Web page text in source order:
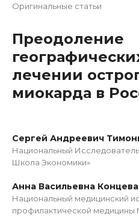
Оригинальные статьи
Преодоление
лечении
миокарда в
Сергей Андреевич
Национальный
Школа Экономики»
Анна Васильевна
Национальный медицинский
профилактической медицины